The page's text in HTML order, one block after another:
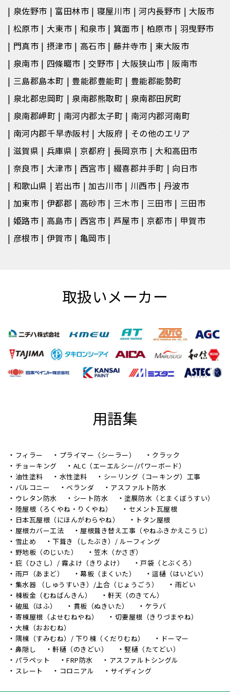
泉佐野市
富田林市 寝屋川市 河内長野市
大阪市
松原市
大東市 和泉市 箕面市 柏原市
羽曳野市
門真市
摂津市 高石市 藤井寺市
東大阪市
泉南市
四條畷市 交野市 大阪狭山市
阪南市
三島郡島本町
豊能郡豊能町
豊能郡能勢町
泉北郡忠岡町
泉南郡熊取町
泉南郡田尻町
泉南郡岬町
南河内郡太子町
南河内郡河南町
南河内郡千早赤阪村
大阪府
その他のエリア
滋賀県
兵庫県 京都府 長岡京市
大和高田市
奈良市
大津市 西宮市 綴喜郡井手町
向日市
和歌山県
岩出市 加古川市 川西市
丹波市
加東市
伊都郡 高砂市 三木市 三田市
三田市
姫路市
高島市 西宮市 芦屋市 京都市
甲賀市
彦根市
伊賀市 亀岡市
取扱いメーカー
用語集
フィラー プライマー（シーラー）
クラック
チョーキング
ALC（エーエルシー/パワーボード）
油性塗料
水性塗料
シーリング（コーキング）工事
バルコニー
ベランダ
アスファルト防水
ウレタン防水
シート防水
塗膜防水（とまくぼうすい）
陸屋根（ろくやね・りくやね）
セメント瓦屋根
日本瓦屋根（にほんがわらやね）
トタン屋根
屋根カバー工法
屋根葺き替え工事（やねふきかえこうじ）
雪止め
下葺き（したぶき）/ ルーフィング
野地板（のじいた）
笠木（かさぎ）
庇（ひさし）/ 霧よけ（きりよけ）
戸袋（とぶくろ）
雨戸（あまど）
幕板（まくいた）
這樋（はいどい）
集水器 （しゅうすいき）/上合（じょうごう）
雨どい
棟板金（むねばんきん）
軒天（のきてん）
破風（はふ）
貫板（ぬきいた）
ケラバ
寄棟屋根（よせむねやね）
切妻屋根（きりづまやね）
大棟（おおむね）
隅棟（すみむね）/ 下り棟（くだりむね）
ドーマー
鼻隠し
軒樋（のきどい）
竪樋（たてどい）
パラペット
FRP防水
アスファルトシングル
スレート
コロニアル サイディング